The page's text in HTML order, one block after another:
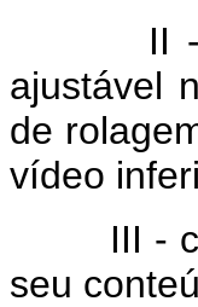
II -
ajustável
de
vídeo
III -
seu